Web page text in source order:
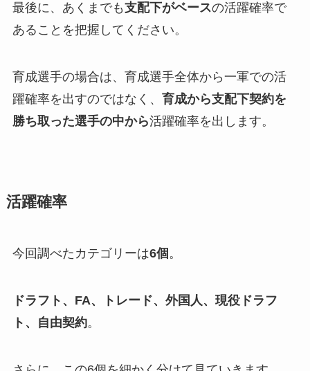
最後に、あくまでも支配下がベースの活躍確率で
あることを把握してください。
育成選手の場合は、育成選手全体から一軍での活
躍確率を出すのではなく、 育成から支配下契約を
勝ち取った選手の中から活躍確率を出します。
活躍確率
今回調べたカテゴリーは6個 。
ドラフト、FA、トレード、外国人、現役ドラフ
ト、自由契約。